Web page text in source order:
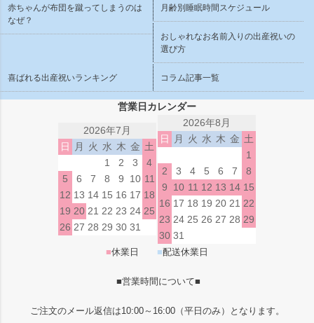
赤ちゃんが布団を蹴ってしまうのは
なぜ？
月齢別睡眠時間スケジュール
おしゃれなお名前入りの出産祝いの
選び方
喜ばれる出産祝いランキング コラム記事一覧
営業日カレンダー
2026年7月
日
月 火 水 木 金 土
1
2 3
4
5
6 7 8 9 10 11
12 13 14 15 16 17 18
19 20 21 22 23 24 25
26 27 28 29 30 31
2026年8月
日
月 火 水 木 金 土
1
2
3 4 5 6 7
8
9
10 11 12 13 14 15
16 17 18 19 20 21 22
23 24 25 26 27 28 29
30 31
■休業日 ■配送休業日
■営業時間について■
ご注文のメール返信は10:00～16:00（平日のみ）となります。